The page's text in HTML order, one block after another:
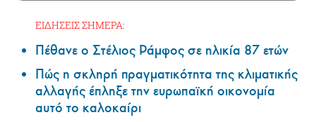
ΕΙΔΗΣΕΙΣ ΣΗΜΕΡΑ:
Πέθανε ο Στέλιος Ράμφος σε ηλικία 87 ετών
Πώς η σκληρή πραγματικότητα της κλιματικής
αλλαγής έπληξε την ευρωπαϊκή οικονομία
αυτό το καλοκαίρι